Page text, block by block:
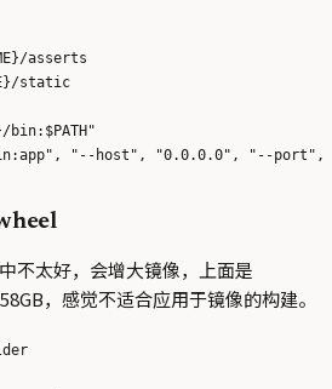
asserts
static
bin:$PATH"
不太好，会增大镜像，上面是
，感觉不适合应用于镜像的构建。